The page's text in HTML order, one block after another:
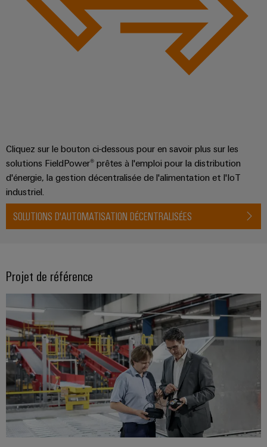
Cliquez sur le bouton ci-dessous pour en savoir plus sur les
solutions FieldPower® prêtes à l'emploi pour la distribution
d'énergie, la gestion décentralisée de l'alimentation et l'IoT
industriel.
SOLUTIONS D'AUTOMATISATION DÉCENTRALISÉES
Projet de référence